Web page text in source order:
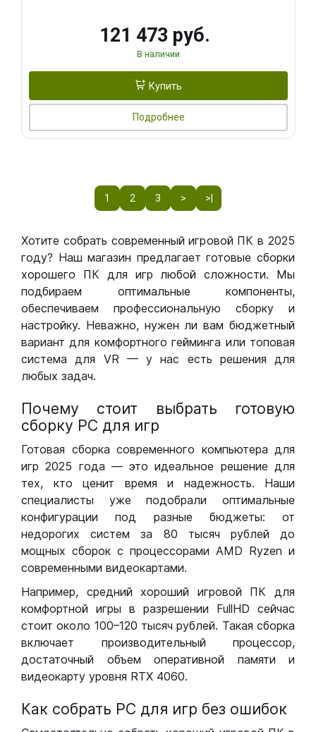
121 473 руб.
В наличии
Купить
Подробнее
1 2 3 > >|
Хотите собрать современный игровой ПК в 2025
году? Наш магазин предлагает готовые сборки
хорошего ПК для игр любой сложности. Мы
подбираем оптимальные компоненты,
обеспечиваем профессиональную сборку и
настройку. Неважно, нужен ли вам бюджетный
вариант для комфортного гейминга или топовая
система для VR — у нас есть решения для
любых задач.
Почему стоит выбрать готовую
сборку РС для игр
Готовая сборка современного компьютера для
игр 2025 года — это идеальное решение для
тех, кто ценит время и надежность. Наши
специалисты уже подобрали оптимальные
конфигурации под разные бюджеты: от
недорогих систем за 80 тысяч рублей до
мощных сборок с процессорами AMD Ryzen и
современными видеокартами.
Например, средний хороший игровой ПК для
комфортной игры в разрешении FullHD сейчас
стоит около 100–120 тысяч рублей. Такая сборка
включает производительный процессор,
достаточный объем оперативной памяти и
видеокарту уровня RTX 4060.
Как собрать РС для игр без ошибок